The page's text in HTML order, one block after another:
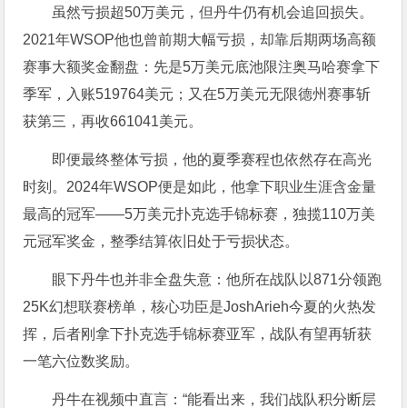
虽然亏损超50万美元，但丹牛仍有机会追回损失。
2021年WSOP他也曾前期大幅亏损，却靠后期两场高额
赛事大额奖金翻盘：先是5万美元底池限注奥马哈赛拿下
季军，入账519764美元；又在5万美元无限德州赛事斩
获第三，再收661041美元。
即便最终整体亏损，他的夏季赛程也依然存在高光
时刻。2024年WSOP便是如此，他拿下职业生涯含金量
最高的冠军——5万美元扑克选手锦标赛，独揽110万美
元冠军奖金，整季结算依旧处于亏损状态。
眼下丹牛也并非全盘失意：他所在战队以871分领跑
25K幻想联赛榜单，核心功臣是JoshArieh今夏的火热发
挥，后者刚拿下扑克选手锦标赛亚军，战队有望再斩获
一笔六位数奖励。
丹牛在视频中直言：“能看出来，我们战队积分断层